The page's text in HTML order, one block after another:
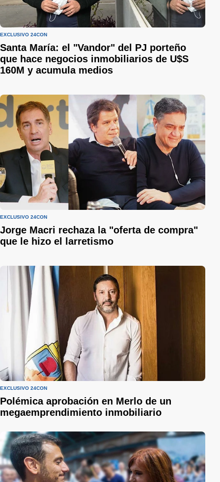
EXCLUSIVO 24CON
Santa María: el "Vandor" del PJ porteño
que hace negocios inmobiliarios de U$S
160M y acumula medios
EXCLUSIVO 24CON
Jorge Macri rechaza la "oferta de compra"
que le hizo el larretismo
EXCLUSIVO 24CON
Polémica aprobación en Merlo de un
megaemprendimiento inmobiliario